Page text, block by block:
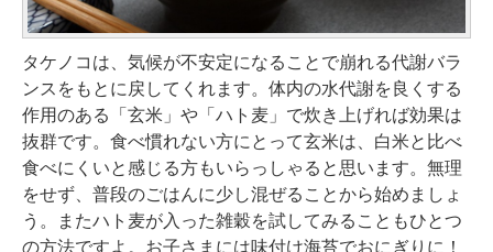
タケノコは、気候が不安定になることで崩れる代謝バラ
ンスをもとに戻してくれます。体内の水代謝を良くする
作用のある「玄米」や「ハト麦」で炊き上げれば効果は
抜群です。食べ慣れない方にとって玄米は、白米と比べ
食べにくいと感じる方もいらっしゃると思います。無理
をせず、普段のごはんに少し混ぜることから始めましょ
う。またハト麦が入った雑穀を試してみることもひとつ
の方法ですよ。お子さまには味付け海苔でおにぎりに！